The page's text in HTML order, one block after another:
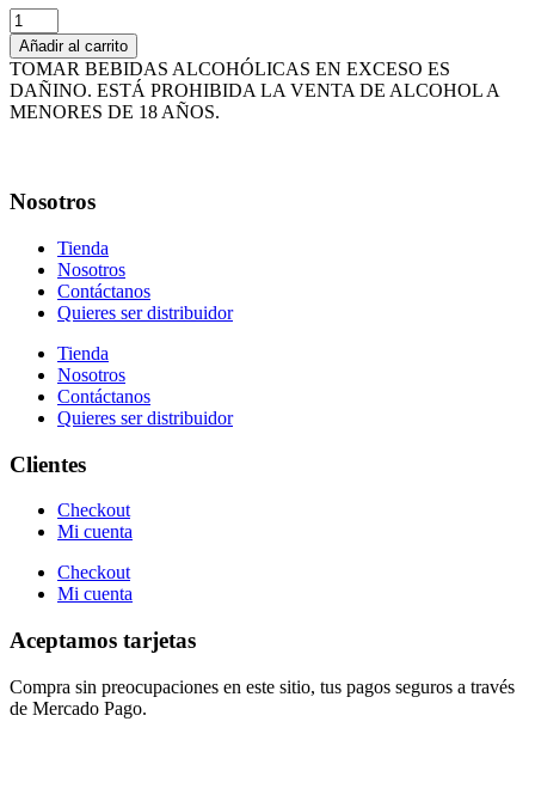
WINE
IN
THE
VAGINE
cantidad
Añadir al carrito
TOMAR BEBIDAS ALCOHÓLICAS EN EXCESO ES
DAÑINO. ESTÁ PROHIBIDA LA VENTA DE ALCOHOL A
MENORES DE 18 AÑOS.
Nosotros
Tienda
Nosotros
Contáctanos
Quieres ser distribuidor
Tienda
Nosotros
Contáctanos
Quieres ser distribuidor
Clientes
Checkout
Mi cuenta
Checkout
Mi cuenta
Aceptamos tarjetas
Compra sin preocupaciones en este sitio, tus pagos seguros a través
de Mercado Pago.